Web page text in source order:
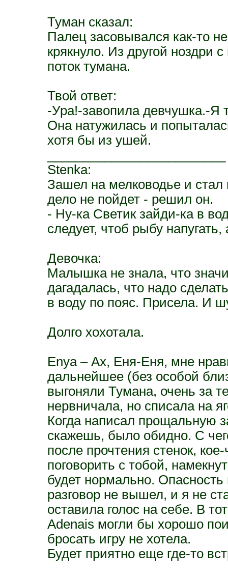
Туман сказал:
Палец засовывался как-то
крякнуло. Из другой ноздри
поток тумана.
Твой ответ:
-Ура!-завопила девчушка.-Я
Она натужилась и
хотя бы из ушей.
Stenka:
Зашел на мелководье и
дело не пойдет - решил он.
- Ну-ка Светик зайди-ка в
следует, чтоб рыбу
Девочка:
Малышка не знала, что
дагадалась, что надо
в воду по пояс. Присела. И
Долго хохотала.
Enya – Ах, Еня-Еня, мне
дальнейшее (без особой
выгоняли Тумана, очень за
нервничала, но списала на
Когда написал прощальную
скажешь, было обидно. С
после прочтения стенок,
поговорить с тобой,
будет нормально.
разговор не вышел, и я не
оставила голос на себе. В
Adenais могли бы хорошо
бросать игру не хотела.
Будет приятно еще где-то